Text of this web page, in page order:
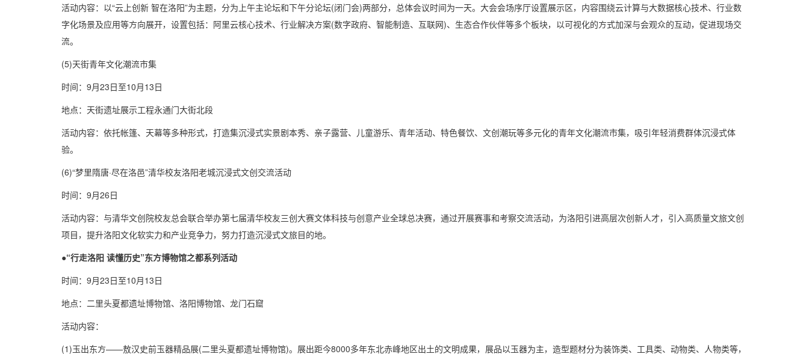
活动内容：以“云上创新 智在洛阳”为主题，分为上午主论坛和下午分论坛(闭门会)两部分，总体会议时间为一天。大会会场序厅设置展示区，内容围绕云计算与大数据核心技术、行业数
字化场景及应用等方向展开，设置包括：阿里云核心技术、行业解决方案(数字政府、智能制造、互联网)、生态合作伙伴等多个板块，以可视化的方式加深与会观众的互动，促进现场交
流。
(5)天街青年文化潮流市集
时间：9月23日至10月13日
地点：天街遗址展示工程永通门大街北段
活动内容：依托帐篷、天幕等多种形式，打造集沉浸式实景剧本秀、亲子露营、儿童游乐、青年活动、特色餐饮、文创潮玩等多元化的青年文化潮流市集，吸引年轻消费群体沉浸式体
验。
(6)“梦里隋唐·尽在洛邑”清华校友洛阳老城沉浸式文创交流活动
时间：9月26日
活动内容：与清华文创院校友总会联合举办第七届清华校友三创大赛文体科技与创意产业全球总决赛，通过开展赛事和考察交流活动，为洛阳引进高层次创新人才，引入高质量文旅文创
项目，提升洛阳文化软实力和产业竞争力，努力打造沉浸式文旅目的地。
●“行走洛阳 读懂历史”东方博物馆之都系列活动
时间：9月23日至10月13日
地点：二里头夏都遗址博物馆、洛阳博物馆、龙门石窟
活动内容：
(1)玉出东方——敖汉史前玉器精品展(二里头夏都遗址博物馆)。展出距今8000多年东北赤峰地区出土的文明成果，展品以玉器为主，造型题材分为装饰类、工具类、动物类、人物类等，